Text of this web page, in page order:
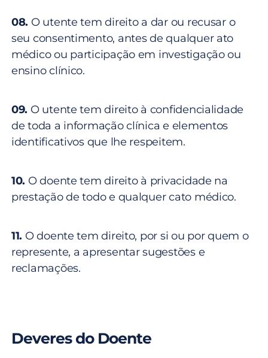
08. O utente tem direito a dar ou recusar o
seu consentimento, antes de qualquer ato
médico ou participação em investigação ou
ensino clínico.
09. O utente tem direito à confidencialidade
de toda a informação clínica e elementos
identificativos que lhe respeitem.
10. O doente tem direito à privacidade na
prestação de todo e qualquer cato médico.
11. O doente tem direito, por si ou por quem o
represente, a apresentar sugestões e
reclamações.
Deveres do Doente